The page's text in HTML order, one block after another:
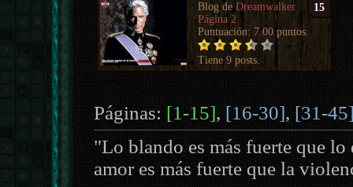
15
Blog deDreamwalker
Página 2
Puntuación: 7.00 puntos.
Tiene9 posts.
Páginas: [1-15], [16-30], [31-
"Lo blando es más fuerte que lo
amor es más fuerte que la